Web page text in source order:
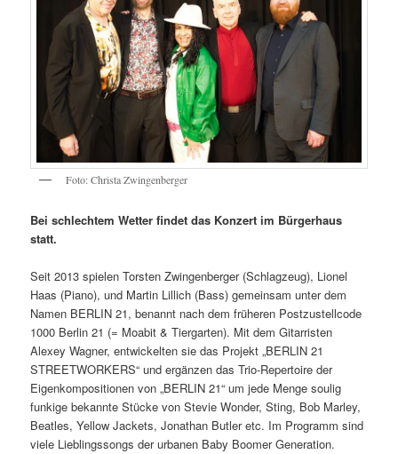
Foto: Christa Zwingenberger
Bei schlechtem Wetter findet das Konzert im Bürgerhaus
statt.
Seit 2013 spielen Torsten Zwingenberger (Schlagzeug), Lionel
Haas (Piano), und Martin Lillich (Bass) gemeinsam unter dem
Namen BERLIN 21, benannt nach dem früheren Postzustellcode
1000 Berlin 21 (= Moabit & Tiergarten). Mit dem Gitarristen
Alexey Wagner, entwickelten sie das Projekt „BERLIN 21
STREETWORKERS“ und ergänzen das Trio-Repertoire der
Eigenkompositionen von „BERLIN 21“ um jede Menge soulig
funkige bekannte Stücke von Stevie Wonder, Sting, Bob Marley,
Beatles, Yellow Jackets, Jonathan Butler etc. Im Programm sind
viele Lieblingssongs der urbanen Baby Boomer Generation.